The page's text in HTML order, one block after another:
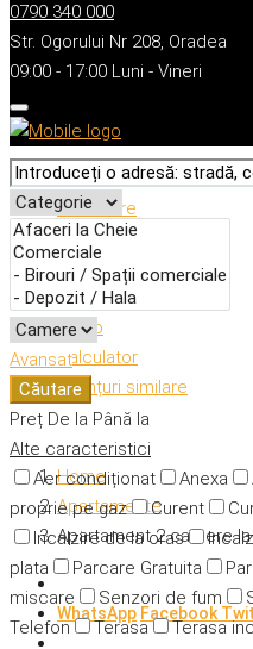
0790 340 000
Str. Ogorului Nr 208, Oradea
09:00 - 17:00 Luni - Vineri
Avansat
Căutare
Preț De la Până la
Alte caracteristici
Aer condiționat
Anexa
proprie pe gaz
Curent
Incalzire de la oras
plata
Parcare Gratuita
miscare
Senzori de fum
Telefon
Terasa Terasa
Descriere
Caracteristici
Adresă
Detalii
Video
Calculator
Anunțuri similare
Home
Apartamente
Apartament 2 camere
WhatsApp Facebook